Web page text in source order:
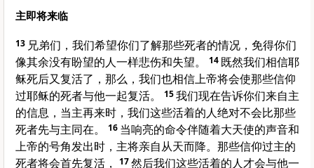
主即将来临
13 兄弟们，我们希望你们了解那些死者的情况，免得你们
像其余没有盼望的人一样悲伤和失望。
14 既然我们相信耶
稣死后又复活了，那么，我们也相信上帝将会使那些信仰
过耶稣的死者与他一起复活。
15我们现在告诉你们来自主
的信息，当主再来时，我们这些活着的人绝对不会比那些
死者先与主同在。
16 当响亮的命令伴随着大天使的声音和
上帝的号角发出时，主将亲自从天而降。那些信仰过主的
死者将会首先复活，
17然后我们这些活着的人才会与他一